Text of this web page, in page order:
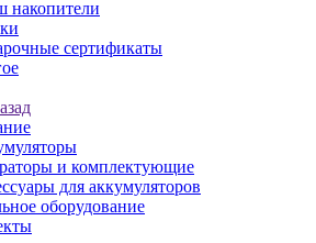
накопители
сертификаты
и комплектующие
для аккумуляторов
оборудование